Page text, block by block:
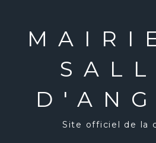
Site officiel de la